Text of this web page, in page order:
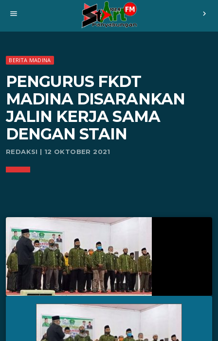
menu chevron_right
BERITA MADINA
PENGURUS FKDT
MADINA DISARANKAN
JALIN KERJA SAMA
DENGAN STAIN
REDAKSI | 12 OKTOBER 2021